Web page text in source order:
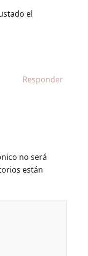
el
Responder
no será
están